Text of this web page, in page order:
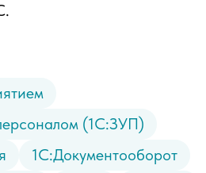
(1С:ЗУП)
1С:Документооборот